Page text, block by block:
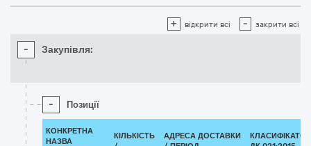
+ відкрити всі - закрити всі
- Закупівля:
- Позиції
КОНКРЕТНА
НАЗВА
КІЛЬКІСТЬ
АДРЕСА ДОСТАВКИ
КЛАСИФІКАТОР